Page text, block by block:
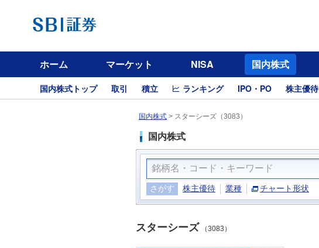
ホーム マーケット NISA 国内株式
国内株式トップ 取引 積立 ランキング IPO・PO 株主優待
国内株式 > スターシーズ（3083）
国内株式
さがす 株主優待 業種 チャート形状
スターシーズ （3083）